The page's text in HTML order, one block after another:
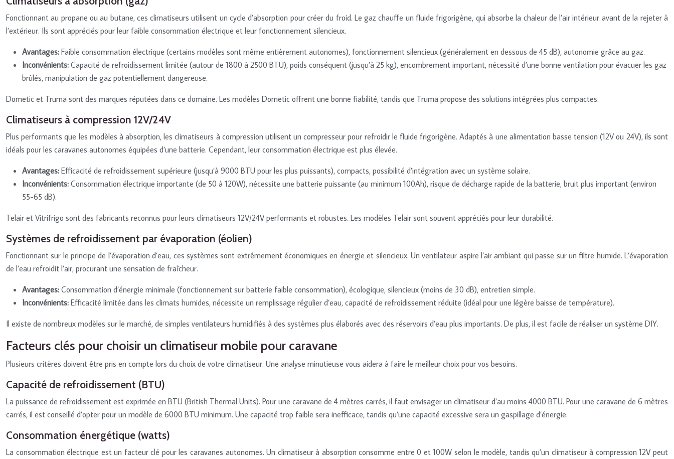
Fonctionnant au propane ou au butane, ces climatiseurs utilisent un cycle d’absorption pour créer du froid. Le gaz chauffe un fluide frigorigène, qui absorbe la chaleur de l’air intérieur avant de la rejeter à
l’extérieur. Ils sont appréciés pour leur faible consommation électrique et leur fonctionnement silencieux.
Avantages: Faible consommation électrique (certains modèles sont même entièrement autonomes), fonctionnement silencieux (généralement en dessous de 45 dB), autonomie grâce au gaz.
Inconvénients: Capacité de refroidissement limitée (autour de 1800 à 2500 BTU), poids conséquent (jusqu’à 25 kg), encombrement important, nécessité d’une bonne ventilation pour évacuer les gaz
brûlés, manipulation de gaz potentiellement dangereuse.
Dometic et Truma sont des marques réputées dans ce domaine. Les modèles Dometic offrent une bonne fiabilité, tandis que Truma propose des solutions intégrées plus compactes.
Climatiseurs à compression 12V/24V
Plus performants que les modèles à absorption, les climatiseurs à compression utilisent un compresseur pour refroidir le fluide frigorigène. Adaptés à une alimentation basse tension (12V ou 24V), ils sont
idéals pour les caravanes autonomes équipées d’une batterie. Cependant, leur consommation électrique est plus élevée.
Avantages: Efficacité de refroidissement supérieure (jusqu’à 9000 BTU pour les plus puissants), compacts, possibilité d’intégration avec un système solaire.
Inconvénients: Consommation électrique importante (de 50 à 120W), nécessite une batterie puissante (au minimum 100Ah), risque de décharge rapide de la batterie, bruit plus important (environ
55-65 dB).
Telair et Vitrifrigo sont des fabricants reconnus pour leurs climatiseurs 12V/24V performants et robustes. Les modèles Telair sont souvent appréciés pour leur durabilité.
Systèmes de refroidissement par évaporation (éolien)
Fonctionnant sur le principe de l’évaporation d’eau, ces systèmes sont extrêmement économiques en énergie et silencieux. Un ventilateur aspire l’air ambiant qui passe sur un filtre humide. L’évaporation
de l’eau refroidit l’air, procurant une sensation de fraîcheur.
Avantages: Consommation d’énergie minimale (fonctionnement sur batterie faible consommation), écologique, silencieux (moins de 30 dB), entretien simple.
Inconvénients: Efficacité limitée dans les climats humides, nécessite un remplissage régulier d’eau, capacité de refroidissement réduite (idéal pour une légère baisse de température).
Il existe de nombreux modèles sur le marché, de simples ventilateurs humidifiés à des systèmes plus élaborés avec des réservoirs d’eau plus importants. De plus, il est facile de réaliser un système DIY.
Facteurs clés pour choisir un climatiseur mobile pour caravane
Plusieurs critères doivent être pris en compte lors du choix de votre climatiseur. Une analyse minutieuse vous aidera à faire le meilleur choix pour vos besoins.
Capacité de refroidissement (BTU)
La puissance de refroidissement est exprimée en BTU (British Thermal Units). Pour une caravane de 4 mètres carrés, il faut envisager un climatiseur d’au moins 4000 BTU. Pour une caravane de 6 mètres
carrés, il est conseillé d’opter pour un modèle de 6000 BTU minimum. Une capacité trop faible sera inefficace, tandis qu’une capacité excessive sera un gaspillage d’énergie.
Consommation énergétique (watts)
La consommation électrique est un facteur clé pour les caravanes autonomes. Un climatiseur à absorption consomme entre 0 et 100W selon le modèle, tandis qu’un climatiseur à compression 12V peut